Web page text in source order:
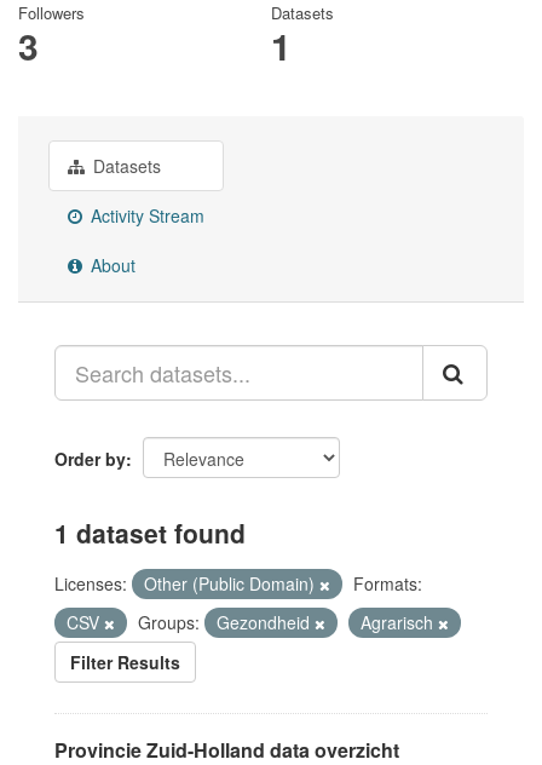
Followers
3
Datasets
1
Datasets
Activity Stream
About
Order by
1 dataset found
Licenses: Other (Public Domain)
Formats:
CSV
Groups: Gezondheid
Agrarisch
Filter Results
Provincie Zuid-Holland data overzicht